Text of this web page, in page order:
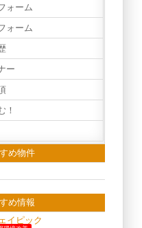
ォーム
ォーム
ー
！
め物件
め情報
イピック